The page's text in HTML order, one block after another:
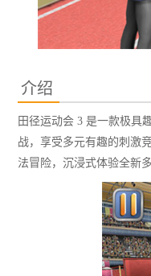
介绍
田径运动会 3 是一款极具
战，享受多元有趣的刺激
法冒险，沉浸式体验全新